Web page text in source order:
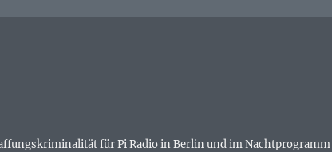
für Pi Radio in Berlin und im Nachtprogramm